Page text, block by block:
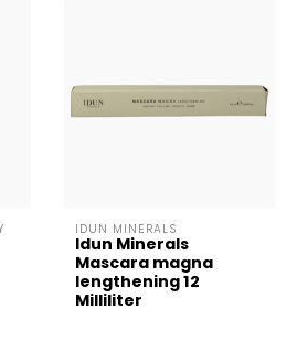
IDUN MINERALS
Idun Minerals
Mascara magna
lengthening 12
Milliliter